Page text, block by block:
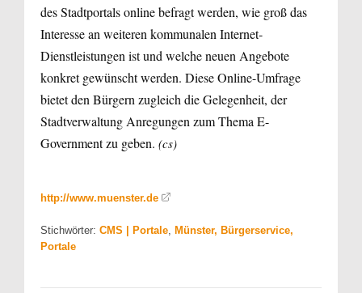
des Stadtportals online befragt werden, wie groß das
Interesse an weiteren kommunalen Internet-
Dienstleistungen ist und welche neuen Angebote
konkret gewünscht werden. Diese Online-Umfrage
bietet den Bürgern zugleich die Gelegenheit, der
Stadtverwaltung Anregungen zum Thema E-
Government zu geben. (cs)
http://www.muenster.de
Stichwörter: CMS | Portale, Münster, Bürgerservice,
Portale